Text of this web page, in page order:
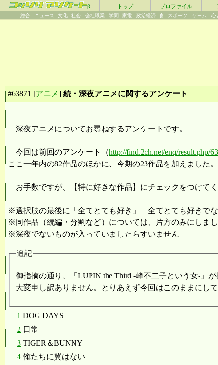
β トップ プロファイル
総合 ニュース 文化 社会 会社職業 学問 家電 政治経済 食 スポーツ ゲーム 心
#63871 [アニメ] 続・深夜アニメに関するアンケート
深夜アニメについてお尋ねするアンケートです。
今回は前回のアンケート（http://find.2ch.net/enq/result.php/
ここ一年内の82作品のほかに、今期の23作品を加えました。
お手数ですが、【特に好きな作品】にチェックをつけて
※選択肢の最後に「全てとても好き」「全てとても好きで
※同作品（続編・分割など）については、片方のみにしま
※深夜でないものが入っていましたらすいません
追記
御指摘の通り、「LUPIN the Third -峰不二子という女-」
大変申し訳ありません。とりあえず今回はこのままにし
1 DOG DAYS
2 日常
3 TIGER＆BUNNY
4 俺たちに翼はない